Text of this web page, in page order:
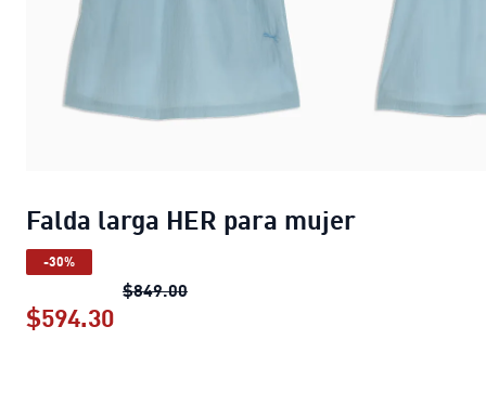
Falda larga HER para mujer
-30%
$849.00Falda larga HER para mujer
$594.30